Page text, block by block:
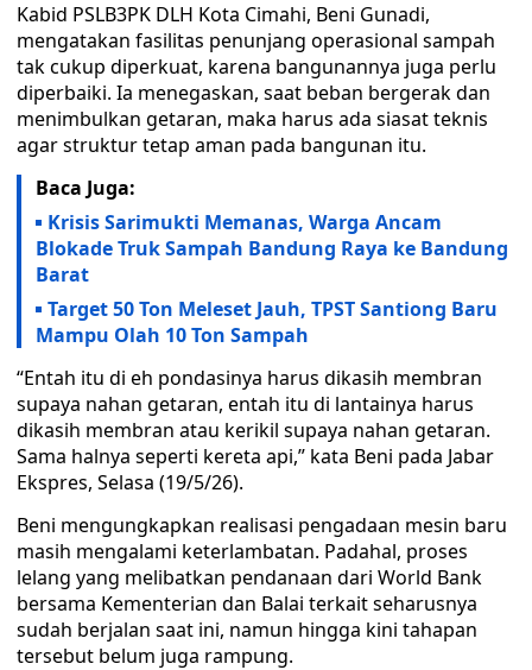
Kabid PSLB3PK DLH Kota Cimahi, Beni Gunadi,
mengatakan fasilitas penunjang operasional sampah
tak cukup diperkuat, karena bangunannya juga perlu
diperbaiki. Ia menegaskan, saat beban bergerak dan
menimbulkan getaran, maka harus ada siasat teknis
agar struktur tetap aman pada bangunan itu.
Baca Juga:
Krisis Sarimukti Memanas, Warga Ancam
Blokade Truk Sampah Bandung Raya ke Bandung
Barat
Target 50 Ton Meleset Jauh, TPST Santiong Baru
Mampu Olah 10 Ton Sampah
“Entah itu di eh pondasinya harus dikasih membran
supaya nahan getaran, entah itu di lantainya harus
dikasih membran atau kerikil supaya nahan getaran.
Sama halnya seperti kereta api,” kata Beni pada Jabar
Ekspres, Selasa (19/5/26).
Beni mengungkapkan realisasi pengadaan mesin baru
masih mengalami keterlambatan. Padahal, proses
lelang yang melibatkan pendanaan dari World Bank
bersama Kementerian dan Balai terkait seharusnya
sudah berjalan saat ini, namun hingga kini tahapan
tersebut belum juga rampung.